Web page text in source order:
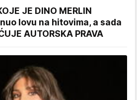
JE DINO MERLIN
lovu na hitovima, a sada
AUTORSKA PRAVA